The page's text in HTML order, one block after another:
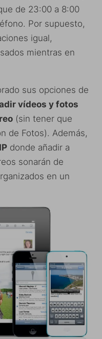
de 23:00 a 8:00
Por supuesto,
igual,
mientras en
sus opciones de
vídeos y fotos
(sin tener que
de Fotos). Además,
donde añadir a
sonarán de
en un